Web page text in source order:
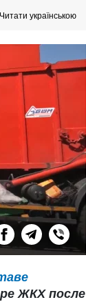
Читати українською
ЖКХ после